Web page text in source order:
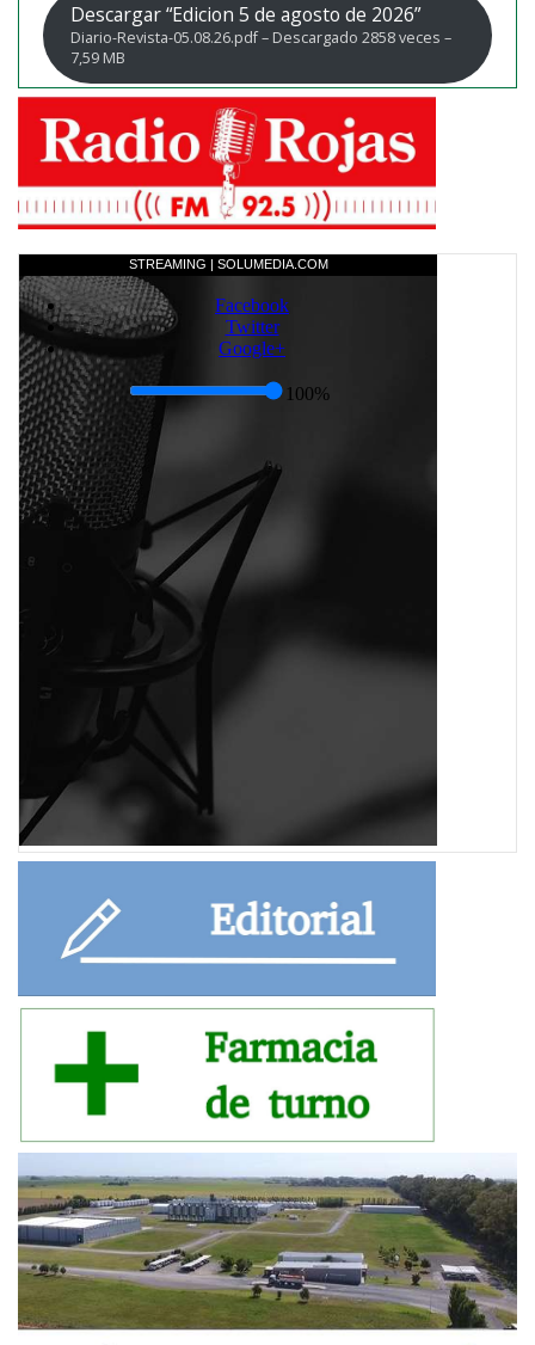
Descargar “Edicion 5 de agosto de 2026”
Diario-Revista-05.08.26.pdf – Descargado 2858 veces –
7,59 MB